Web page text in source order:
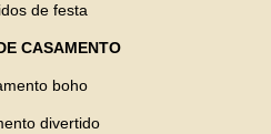
de festa
CASAMENTO
boho
divertido